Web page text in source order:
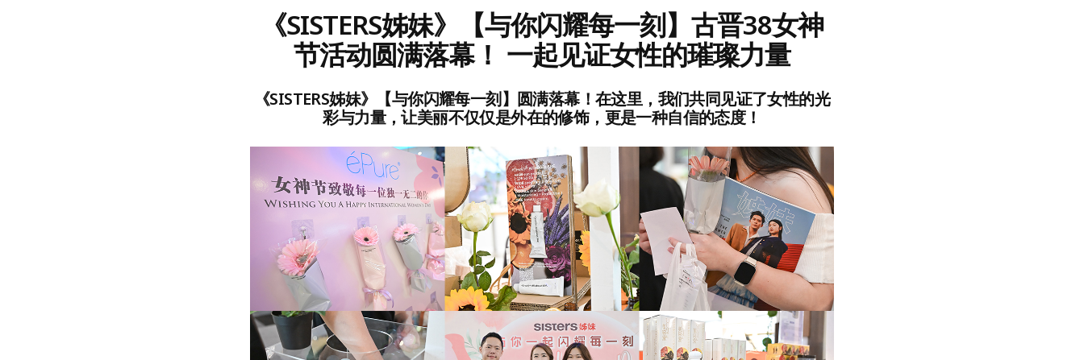
《SISTERS姊妹》【与你闪耀每一刻】古晋38女神
节活动圆满落幕！ 一起见证女性的璀璨力量
《SISTERS姊妹》【与你闪耀每一刻】圆满落幕！在这里，我们共同见证了女性的光
彩与力量，让美丽不仅仅是外在的修饰，更是一种自信的态度！